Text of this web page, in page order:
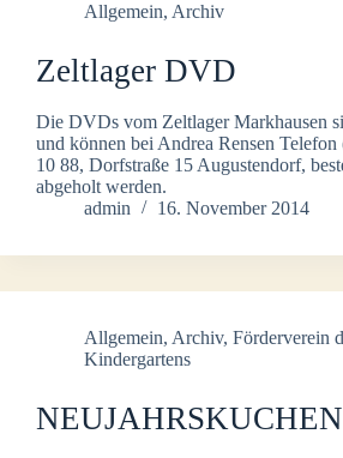
Allgemein, Archiv
Zeltlager DVD
Die DVDs vom Zeltlager Markhausen
und können bei Andrea Rensen
10 88, Dorfstraße 15 Augustendorf,
abgeholt werden.
admin
16. November 2014
Allgemein, Archiv, Förderverein
Kindergartens